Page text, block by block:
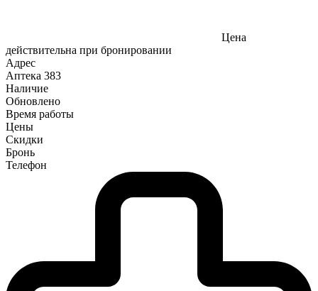
Цена
действительна при бронировании
Адрес
Аптека 383
Наличие
Обновлено
Время работы
Цены
Скидки
Бронь
Телефон